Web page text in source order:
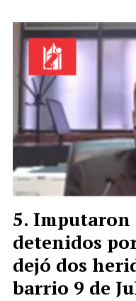
Imputaron
detenidos
dejó dos
barrio 9 de